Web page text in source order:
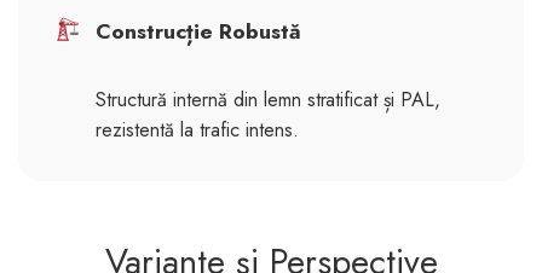
Construcție Robustă
Structură internă din lemn stratificat și PAL,
rezistentă la trafic intens.
Variante și Perspective